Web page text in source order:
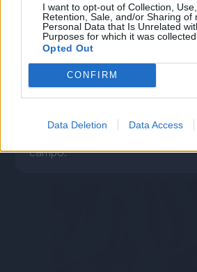
I want to opt-out of Collection, Use,
Retention, Sale, and/or Sharing of
Personal Data that Is Unrelated
Purposes for which it was collected.
Opted Out
CONFIRM
Data Deletion Data Access
5,5
invece sì. Prende un giallo e
campo.